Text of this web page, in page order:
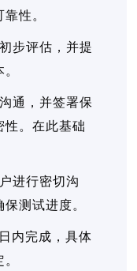
性。
步评估，并提
通，并签署保
性。在此基础
进行密切沟
测试进度。
内完成，具体